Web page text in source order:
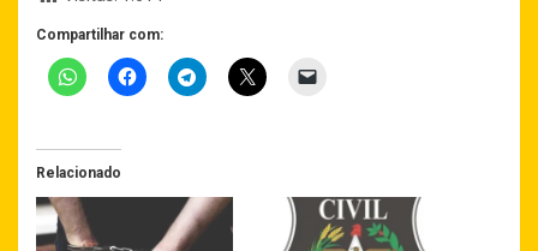
Compartilhar com:
Relacionado